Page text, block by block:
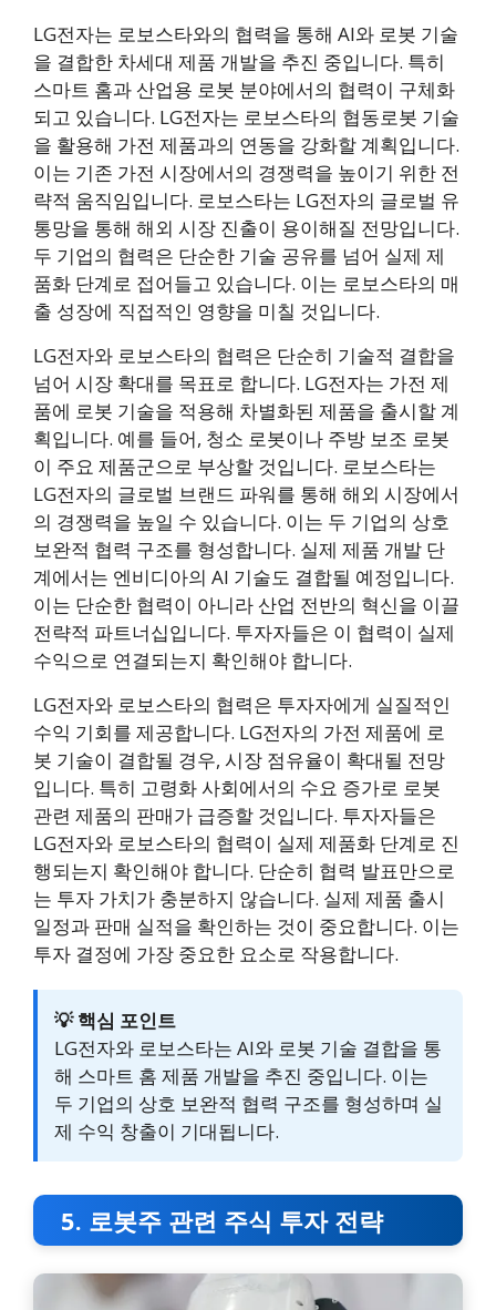
LG전자는 로보스타와의 협력을 통해 AI와 로봇 기술
을 결합한 차세대 제품 개발을 추진 중입니다. 특히
스마트 홈과 산업용 로봇 분야에서의 협력이 구체화
되고 있습니다. LG전자는 로보스타의 협동로봇 기술
을 활용해 가전 제품과의 연동을 강화할 계획입니다.
이는 기존 가전 시장에서의 경쟁력을 높이기 위한 전
략적 움직임입니다. 로보스타는 LG전자의 글로벌 유
통망을 통해 해외 시장 진출이 용이해질 전망입니다.
두 기업의 협력은 단순한 기술 공유를 넘어 실제 제
품화 단계로 접어들고 있습니다. 이는 로보스타의 매
출 성장에 직접적인 영향을 미칠 것입니다.
LG전자와 로보스타의 협력은 단순히 기술적 결합을
넘어 시장 확대를 목표로 합니다. LG전자는 가전 제
품에 로봇 기술을 적용해 차별화된 제품을 출시할 계
획입니다. 예를 들어, 청소 로봇이나 주방 보조 로봇
이 주요 제품군으로 부상할 것입니다. 로보스타는
LG전자의 글로벌 브랜드 파워를 통해 해외 시장에서
의 경쟁력을 높일 수 있습니다. 이는 두 기업의 상호
보완적 협력 구조를 형성합니다. 실제 제품 개발 단
계에서는 엔비디아의 AI 기술도 결합될 예정입니다.
이는 단순한 협력이 아니라 산업 전반의 혁신을 이끌
전략적 파트너십입니다. 투자자들은 이 협력이 실제
수익으로 연결되는지 확인해야 합니다.
LG전자와 로보스타의 협력은 투자자에게 실질적인
수익 기회를 제공합니다. LG전자의 가전 제품에 로
봇 기술이 결합될 경우, 시장 점유율이 확대될 전망
입니다. 특히 고령화 사회에서의 수요 증가로 로봇
관련 제품의 판매가 급증할 것입니다. 투자자들은
LG전자와 로보스타의 협력이 실제 제품화 단계로 진
행되는지 확인해야 합니다. 단순히 협력 발표만으로
는 투자 가치가 충분하지 않습니다. 실제 제품 출시
일정과 판매 실적을 확인하는 것이 중요합니다. 이는
투자 결정에 가장 중요한 요소로 작용합니다.
💡 핵심 포인트
LG전자와 로보스타는 AI와 로봇 기술 결합을 통
해 스마트 홈 제품 개발을 추진 중입니다. 이는
두 기업의 상호 보완적 협력 구조를 형성하며 실
제 수익 창출이 기대됩니다.
5. 로봇주 관련 주식 투자 전략